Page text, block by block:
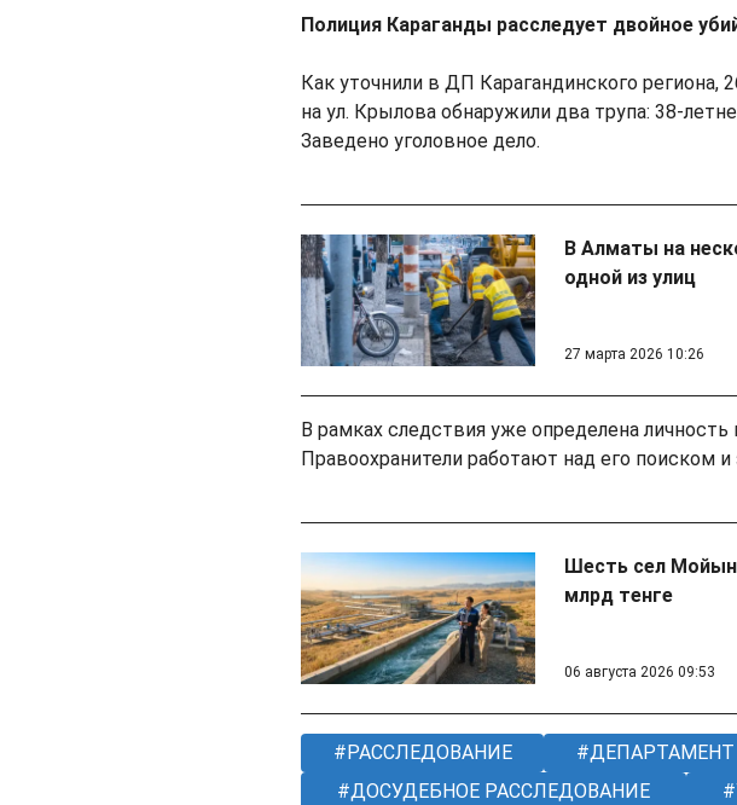
Полиция Караганды расследует двойное
Как уточнили в ДП Карагандинского региона,
на ул. Крылова обнаружили два трупа: 38-
Заведено уголовное дело.
В Алматы на
одной из улиц
27 марта 2026 10:26
В рамках следствия уже определена личность
Правоохранители работают над его поиском
Шесть сел
млрд тенге
06 августа 2026 09:53
РАССЛЕДОВАНИЕ
ДОСУДЕБНОЕ РАССЛЕДОВАНИЕ